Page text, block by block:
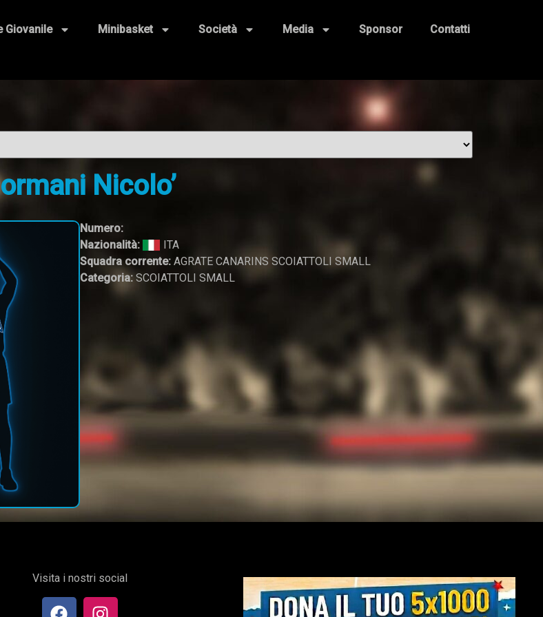
Giovanile Minibasket Società Media Sponsor Contatti
Nicolo’
Numero:
Nazionalità:
ITA
Squadra corrente: AGRATE CANARINS SCOIATTOLI SMALL
Categoria: SCOIATTOLI SMALL
Visita i nostri social